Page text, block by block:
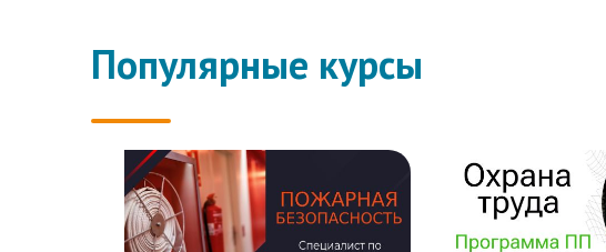
Популярные курсы